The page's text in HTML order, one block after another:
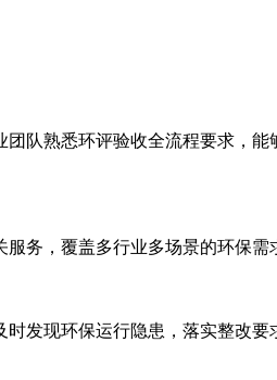
熟悉环评验收全流程要求，能
务，覆盖多行业多场景的环保需
现环保运行隐患，落实整改要